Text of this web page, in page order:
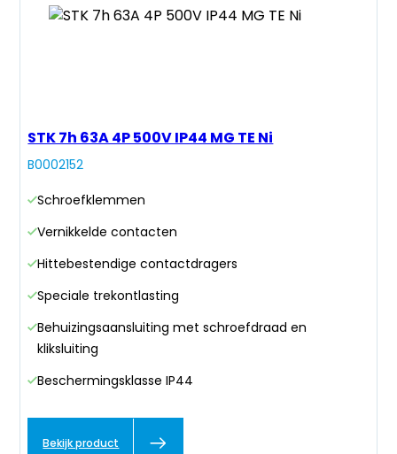
STK 7h 63A 4P 500V IP44 MG TE Ni
B0002152
Schroefklemmen
Vernikkelde contacten
Hittebestendige contactdragers
Speciale trekontlasting
Behuizingsaansluiting met schroefdraad en
kliksluiting
Beschermingsklasse IP44
Bekijk product